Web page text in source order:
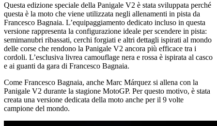
Questa edizione speciale della Panigale V2 è stata sviluppata perché
questa è la moto che viene utilizzata negli allenamenti in pista da
Francesco Bagnaia. L’equipaggiamento dedicato incluso in questa
versione rappresenta la configurazione ideale per scendere in pista:
semimanubri ribassati, cerchi forgiati e altri dettagli ispirati al mondo
delle corse che rendono la Panigale V2 ancora più efficace tra i
cordoli. L’esclusiva livrea camouflage nera e rossa è ispirata al casco
e ai guanti da gara di Francesco Bagnaia.
Come Francesco Bagnaia, anche Marc Márquez si allena con la
Panigale V2 durante la stagione MotoGP. Per questo motivo, è stata
creata una versione dedicata della moto anche per il 9 volte
campione del mondo.